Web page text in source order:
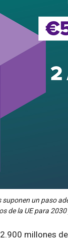
suponen un paso
de la UE para
millones